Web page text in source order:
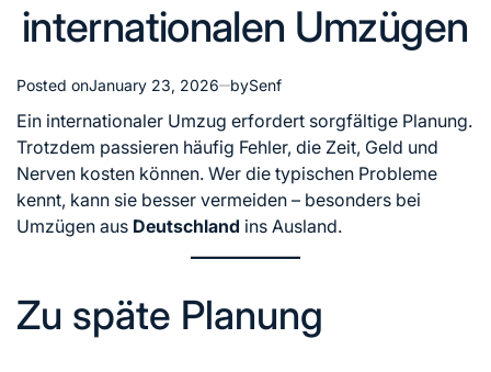
internationalen Umzügen
Posted onJanuary 23, 2026 bySenf
Ein internationaler Umzug erfordert sorgfältige Planung.
Trotzdem passieren häufig Fehler, die Zeit, Geld und
Nerven kosten können. Wer die typischen Probleme
kennt, kann sie besser vermeiden – besonders bei
Umzügen aus Deutschland ins Ausland.
Zu späte Planung